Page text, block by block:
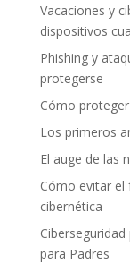
Vacaciones y
dispositivos
Phishing y
protegerse
Cómo
Los primeros
El auge de las
Cómo evitar el
cibernética
para Padres